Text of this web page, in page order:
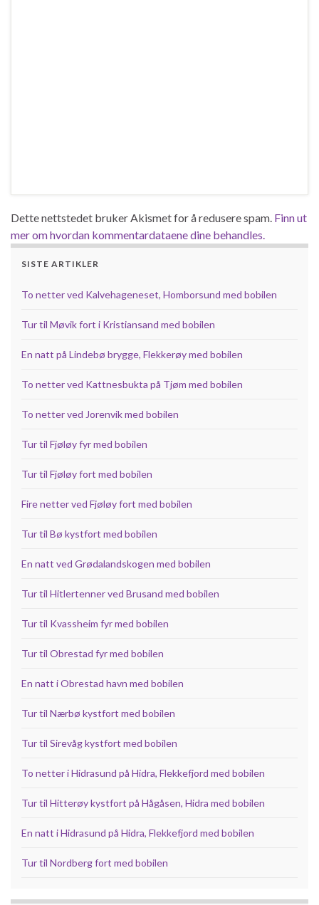
Dette nettstedet bruker Akismet for å redusere spam. Finn ut
mer om hvordan kommentardataene dine behandles.
SISTE ARTIKLER
To netter ved Kalvehageneset, Homborsund med bobilen
Tur til Møvik fort i Kristiansand med bobilen
En natt på Lindebø brygge, Flekkerøy med bobilen
To netter ved Kattnesbukta på Tjøm med bobilen
To netter ved Jorenvik med bobilen
Tur til Fjøløy fyr med bobilen
Tur til Fjøløy fort med bobilen
Fire netter ved Fjøløy fort med bobilen
Tur til Bø kystfort med bobilen
En natt ved Grødalandskogen med bobilen
Tur til Hitlertenner ved Brusand med bobilen
Tur til Kvassheim fyr med bobilen
Tur til Obrestad fyr med bobilen
En natt i Obrestad havn med bobilen
Tur til Nærbø kystfort med bobilen
Tur til Sirevåg kystfort med bobilen
To netter i Hidrasund på Hidra, Flekkefjord med bobilen
Tur til Hitterøy kystfort på Hågåsen, Hidra med bobilen
En natt i Hidrasund på Hidra, Flekkefjord med bobilen
Tur til Nordberg fort med bobilen